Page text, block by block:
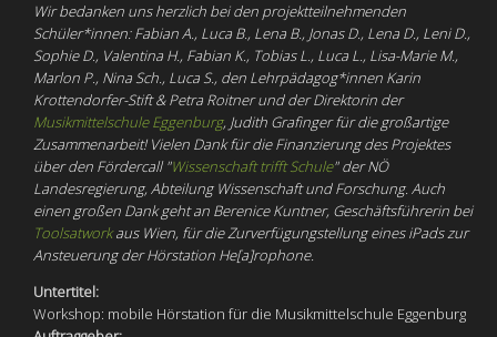
Wir bedanken uns herzlich bei den projektteilnehmenden
Schüler*innen: Fabian A., Luca B., Lena B., Jonas D., Lena D., Leni D.,
Sophie D., Valentina H., Fabian K., Tobias L., Luca L., Lisa-Marie M.,
Marlon P., Nina Sch., Luca S., den Lehrpädagog*innen Karin
Krottendorfer-Stift & Petra Roitner und der Direktorin der
Musikmittelschule Eggenburg, Judith Grafinger für die großartige
Zusammenarbeit! Vielen Dank für die Finanzierung des Projektes
über den Fördercall "Wissenschaft trifft Schule"der NÖ
Landesregierung, Abteilung Wissenschaft und Forschung. Auch
einen großen Dank geht an Berenice Kuntner, Geschäftsführerin bei
Toolsatworkaus Wien, für dieZurverfügungstellungeines iPads zur
Ansteuerung der Hörstation He[a]rophone.
Untertitel:
Workshop: mobile Hörstation für die Musikmittelschule Eggenburg